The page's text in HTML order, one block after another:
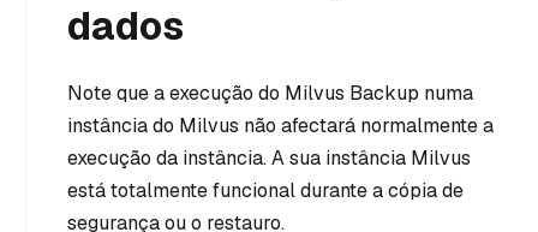
dados
Note que a execução do Milvus Backup numa
instância do Milvus não afectará normalmente a
execução da instância. A sua instância Milvus
está totalmente funcional durante a cópia de
segurança ou o restauro.